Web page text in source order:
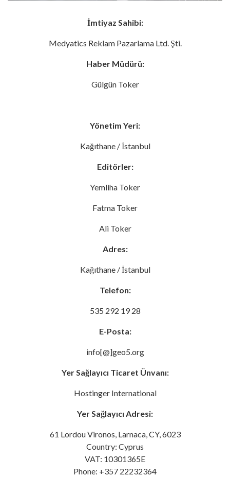
İmtiyaz Sahibi:
Medyatics Reklam Pazarlama Ltd. Şti.
Haber Müdürü:
Gülgün Toker
Yönetim Yeri:
Kağıthane / İstanbul
Editörler:
Yemliha Toker
Fatma Toker
Ali Toker
Adres:
Kağıthane / İstanbul
Telefon:
535 292 19 28
E-Posta:
info[@]geo5.org
Yer Sağlayıcı Ticaret Ünvanı:
Hostinger International
Yer Sağlayıcı Adresi:
61 Lordou Vironos, Larnaca, CY, 6023
Country: Cyprus
VAT: 10301365E
Phone: +357 22232364